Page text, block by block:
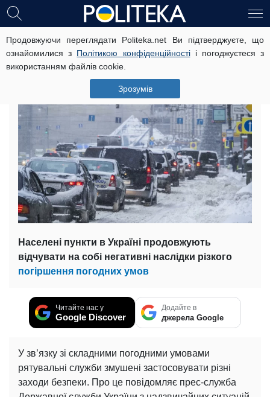
Продовжуючи переглядати Politeka.net Ви підтверджуєте, що
ознайомилися з Політикою конфіденційностіі погоджуєтеся з
використанням файлів cookie.
Зрозумів
Погода вбила вже 60 людей, в
Україні екстрені заходи
Населені пункти в Україні продовжують
відчувати на собі негативні наслідки різкого
погіршення погодних умов
Читайте нас у
Google Discover
Додайте в
джерела Google
У зв’язку зі складними погодними умовами
рятувальні служби змушені застосовувати різні
заходи безпеки. Про це повідомляє прес-служба